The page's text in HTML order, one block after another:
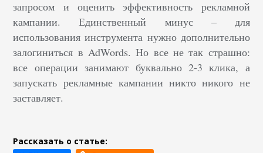
запросом и оценить эффективность рекламной
кампании. Единственный минус – для
использования инструмента нужно дополнительно
залогиниться в AdWords. Но все не так страшно:
все операции занимают буквально 2-3 клика, а
запускать рекламные кампании никто никого не
заставляет.
Рассказать о статье: